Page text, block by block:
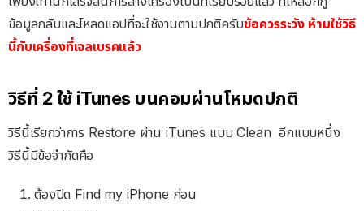
ข้อมูลกลับและโหลดแอปที่จะใช้งานตามปกติครับข้อควรระวัง ห้ามใช้วิธี
นี้กับเครื่องที่เจลเบรคแล้ว
วิธีที่ 2 ใช้ iTunes บนคอมผ่านโหมดปกติ
วิธีนี้เรียกว่าการ Restore ผ่าน iTunes แบบ Clean อีกแบบหนึ่ง
วิธีนี้มีข้อจำกัดคือ
ต้องปิด Find my iPhone ก่อน